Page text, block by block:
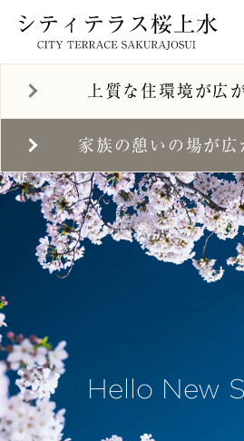
桜上水駅徒歩12分｜シティテ
ラス桜上水｜桜上水 新築マン
ション｜ロケーション｜すみ
上質な住環境が広
家族の憩いの場が広
Hello New